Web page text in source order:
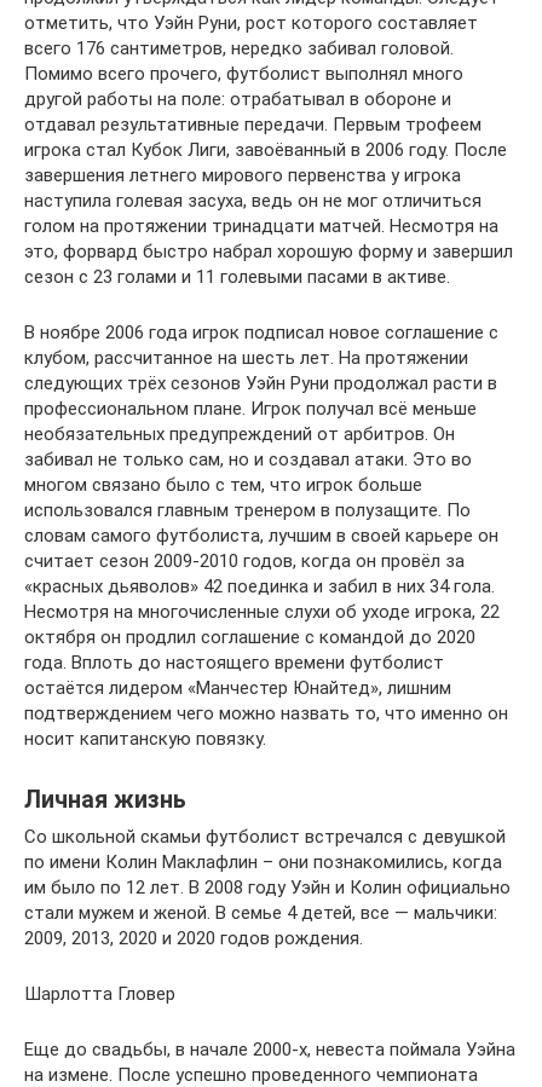
отметить, что Уэйн Руни, рост которого составляет
всего 176 сантиметров, нередко забивал головой.
Помимо всего прочего, футболист выполнял много
другой работы на поле: отрабатывал в обороне и
отдавал результативные передачи. Первым трофеем
игрока стал Кубок Лиги, завоёванный в 2006 году. После
завершения летнего мирового первенства у игрока
наступила голевая засуха, ведь он не мог отличиться
голом на протяжении тринадцати матчей. Несмотря на
это, форвард быстро набрал хорошую форму и завершил
сезон с 23 голами и 11 голевыми пасами в активе.
В ноябре 2006 года игрок подписал новое соглашение с
клубом, рассчитанное на шесть лет. На протяжении
следующих трёх сезонов Уэйн Руни продолжал расти в
профессиональном плане. Игрок получал всё меньше
необязательных предупреждений от арбитров. Он
забивал не только сам, но и создавал атаки. Это во
многом связано было с тем, что игрок больше
использовался главным тренером в полузащите. По
словам самого футболиста, лучшим в своей карьере он
считает сезон 2009-2010 годов, когда он провёл за
«красных дьяволов» 42 поединка и забил в них 34 гола.
Несмотря на многочисленные слухи об уходе игрока, 22
октября он продлил соглашение с командой до 2020
года. Вплоть до настоящего времени футболист
остаётся лидером «Манчестер Юнайтед», лишним
подтверждением чего можно назвать то, что именно он
носит капитанскую повязку.
Личная жизнь
Со школьной скамьи футболист встречался с девушкой
по имени Колин Маклафлин – они познакомились, когда
им было по 12 лет. В 2008 году Уэйн и Колин официально
стали мужем и женой. В семье 4 детей, все — мальчики:
2009, 2013, 2020 и 2020 годов рождения.
Шарлотта Гловер
Еще до свадьбы, в начале 2000-х, невеста поймала Уэйна
на измене. После успешно проведенного чемпионата